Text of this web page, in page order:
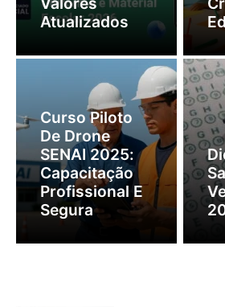
Atualizados
Curso Piloto
De Drone
SENAI 2025:
Capacitação
Profissional E
Segura